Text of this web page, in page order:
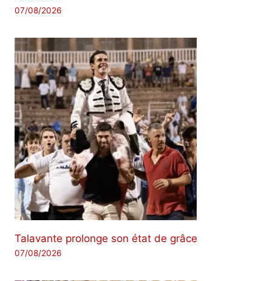
07/08/2026
Talavante prolonge son état de grâce
07/08/2026